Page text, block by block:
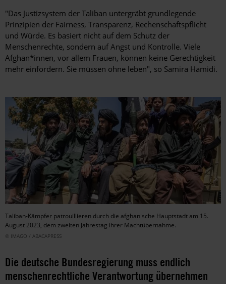
"Das Justizsystem der Taliban untergräbt grundlegende
Prinzipien der Fairness, Transparenz, Rechenschaftspflicht
und Würde. Es basiert nicht auf dem Schutz der
Menschenrechte, sondern auf Angst und Kontrolle. Viele
Afghan*innen, vor allem Frauen, können keine Gerechtigkeit
mehr einfordern. Sie müssen ohne leben", so Samira Hamidi.
Taliban-Kämpfer patrouillieren durch die afghanische Hauptstadt am 15.
August 2023, dem zweiten Jahrestag ihrer Machtübernahme.
© IMAGO / ABACAPRESS
Die deutsche Bundesregierung muss endlich
menschenrechtliche Verantwortung übernehmen